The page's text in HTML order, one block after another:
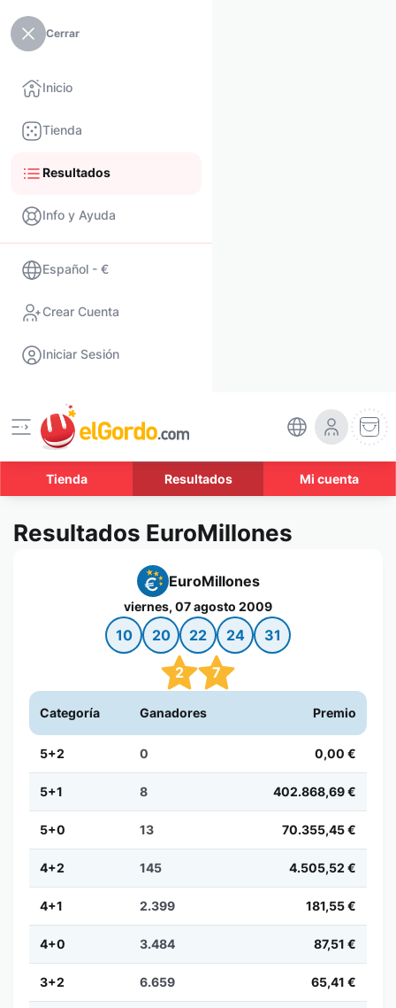
Cerrar
Inicio
Tienda
Resultados
Info y Ayuda
Español - €
Crear Cuenta
Iniciar Sesión
Tienda Resultados Mi cuenta
Resultados EuroMillones
EuroMillones
viernes, 07 agosto 2009
10 20 22 24 31
2 7
Categoría Ganadores Premio
5+2 0 0,00 €
5+1 8 402.868,69 €
5+0 13 70.355,45 €
4+2 145 4.505,52 €
4+1 2.399 181,55 €
4+0 3.484 87,51 €
3+2 6.659 65,41 €